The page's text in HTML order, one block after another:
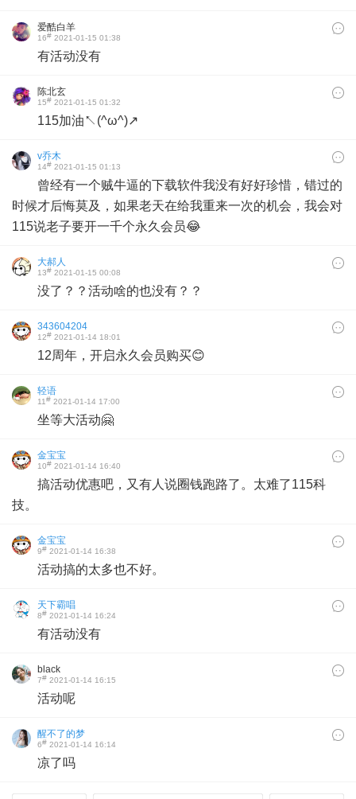
爱酷白羊
16# 2021-01-15 01:38
有活动没有
陈北玄
15# 2021-01-15 01:32
115加油↖(^ω^)↗
v乔木
14# 2021-01-15 01:13
曾经有一个贼牛逼的下载软件我没有好好珍惜，错过的
时候才后悔莫及，如果老天在给我重来一次的机会，我会对
115说老子要开一千个永久会员😂
大郝人
13# 2021-01-15 00:08
没了？？活动啥的也没有？？
343604204
12# 2021-01-14 18:01
12周年，开启永久会员购买😊
轻语
11# 2021-01-14 17:00
坐等大活动🤗
金宝宝
10# 2021-01-14 16:40
搞活动优惠吧，又有人说圈钱跑路了。太难了115科
技。
金宝宝
9# 2021-01-14 16:38
活动搞的太多也不好。
天下霸唱
8# 2021-01-14 16:24
有活动没有
black
7# 2021-01-14 16:15
活动呢
醒不了的梦
6# 2021-01-14 16:14
凉了吗